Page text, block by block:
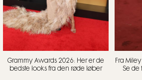
Grammy Awards 2026: Her er de
bedste looks fra den røde løber
Fra
Se de